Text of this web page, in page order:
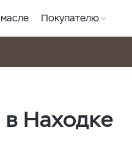
Покупателю
Находке